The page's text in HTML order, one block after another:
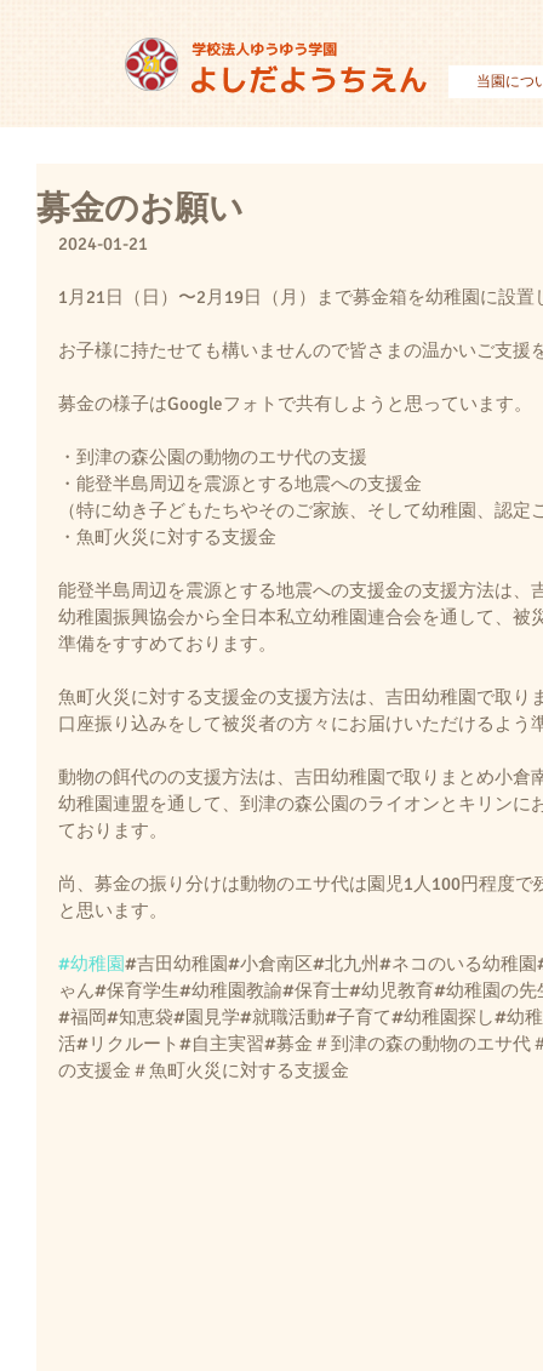
当園につ
募金のお願い
2024-01-21
1月21日（日）〜2月19日（月）まで募金箱を幼稚園に設置
お子様に持たせても構いませんので皆さまの温かいご支援
募金の様子はGoogleフォトで共有しようと思っています。
・到津の森公園の動物のエサ代の支援
・能登半島周辺を震源とする地震への支援金
（特に幼き子どもたちやそのご家族、そして幼稚園、認定
・魚町火災に対する支援金
能登半島周辺を震源とする地震への支援金の支援方法は、
幼稚園振興協会から全日本私立幼稚園連合会を通して、被
準備をすすめております。
魚町火災に対する支援金の支援方法は、吉田幼稚園で取り
口座振り込みをして被災者の方々にお届けいただけるよう
動物の餌代のの支援方法は、吉田幼稚園で取りまとめ小倉
幼稚園連盟を通して、到津の森公園のライオンとキリンに
ております。
尚、募金の振り分けは動物のエサ代は園児1人100円程度
と思います。
#幼稚園#吉田幼稚園#小倉南区#北九州#ネコのいる幼稚
ゃん#保育学生#幼稚園教諭#保育士#幼児教育#幼稚園の
#福岡#知恵袋#園見学#就職活動#子育て#幼稚園探し#幼
活#リクルート#自主実習#募金＃到津の森の動物のエサ代
の支援金＃魚町火災に対する支援金